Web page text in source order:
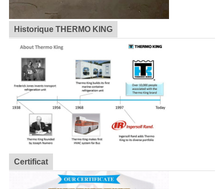
Historique THERMO KING
Certificat